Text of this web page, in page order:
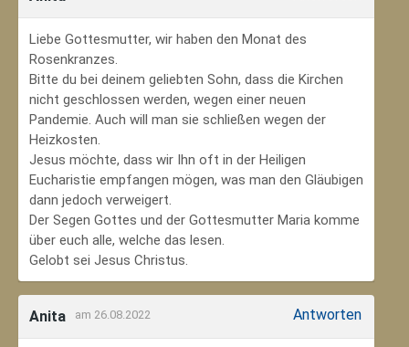
Liebe Gottesmutter, wir haben den Monat des
Rosenkranzes.
Bitte du bei deinem geliebten Sohn, dass die Kirchen
nicht geschlossen werden, wegen einer neuen
Pandemie. Auch will man sie schließen wegen der
Heizkosten.
Jesus möchte, dass wir Ihn oft in der Heiligen
Eucharistie empfangen mögen, was man den Gläubigen
dann jedoch verweigert.
Der Segen Gottes und der Gottesmutter Maria komme
über euch alle, welche das lesen.
Gelobt sei Jesus Christus.
Anita am 26.08.2022 Antworten